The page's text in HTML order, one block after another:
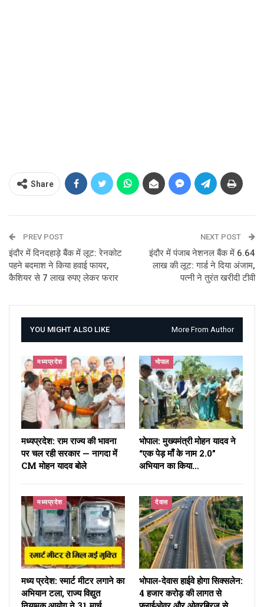
Share
PREV POST
इंदौर में दिनदहाड़े बैंक में लूट: रेनकोट
पहने बदमाश ने किया हवाई फायर,
कैशियर से 7 लाख रुपए लेकर फरार
NEXT POST
इंदौर में पंजाब नेशनल बैंक में 6.64
लाख की लूट: गार्ड ने दिया अंजाम,
पत्नी ने तुरंत खरीदी टीवी
YOU MIGHT ALSO LIKE More From Author
मध्यप्रदेश
मध्यप्रदेश: राम राज्य की भावना
पर चल रही सरकार — नागदा में
CM मोहन यादव बोले
भोपाल
भोपाल: मुख्यमंत्री मोहन यादव ने
“एक पेड़ माँ के नाम 2.0”
अभियान का किया…
मध्यप्रदेश
मध्य प्रदेश: स्मार्ट मीटर लगाने का
अभियान टला, राज्य विद्युत
देवास
भोपाल-देवास हाईवे होगा सिक्सलेन:
4 हजार करोड़ की लागत से